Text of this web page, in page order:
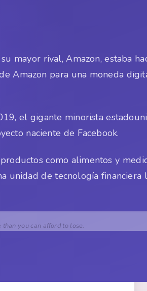
mayor rival, Amazon, estaba
Amazon para una moneda
el gigante minorista
naciente de Facebook.
como alimentos y
unidad de tecnología financiera
you can afford to lose.